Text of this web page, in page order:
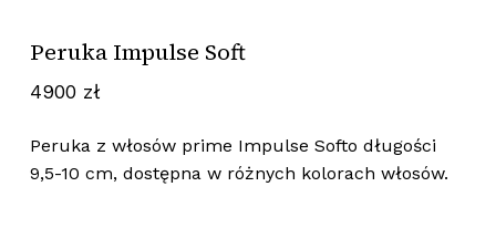
Peruka Impulse Soft
4900 zł
Peruka z włosów prime Impulse Softo długości
9,5-10 cm, dostępna w różnych kolorach włosów.